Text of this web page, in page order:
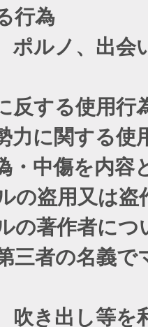
行為
ルノ、出会
する使用行
に関する使
中傷を内容
盗用又は盗
の著作者に
三者の名義
き出し等を